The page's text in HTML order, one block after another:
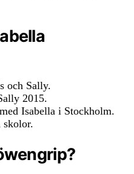
och Sally.
2015.
Isabella i Stockholm.
skolor.